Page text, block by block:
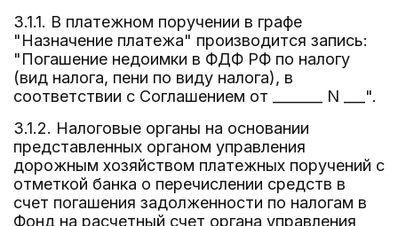
3.1.1. В платежном поручении в графе
"Назначение платежа" производится запись:
"Погашение недоимки в ФДФ РФ по налогу
(вид налога, пени по виду налога), в
соответствии с Соглашением от _______ N ___".
3.1.2. Налоговые органы на основании
представленных органом управления
дорожным хозяйством платежных поручений с
отметкой банка о перечислении средств в
счет погашения задолженности по налогам в
Фонд на расчетный счет органа управления